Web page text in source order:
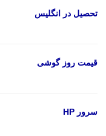
تحصیل در انگلیس
قیمت روز گوشی
سرور HP